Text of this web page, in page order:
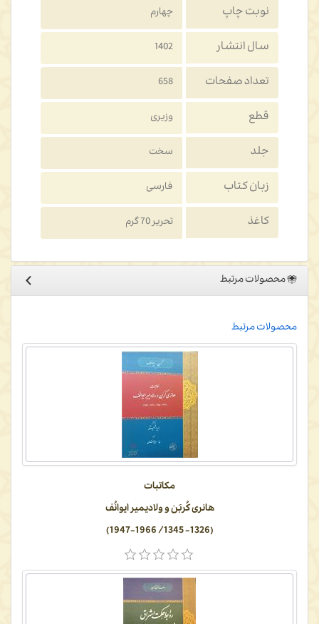
نوبت چاپ چهارم
سال انتشار 1402
تعداد صفحات 658
قطع وزیری
جلد سخت
زبان کتاب فارسی
کاغذ تحریر 70 گرم
محصولات مرتبط
محصولات مرتبط
مکاتبات
هانری کُربَن و ولادیمیر ایوانُف
(1326- 1345/ 1947-1966)